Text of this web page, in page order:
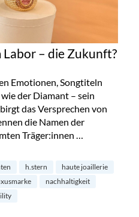
– die Zukunft?
Emotionen, Songtiteln
der Diamant – sein
das Versprechen von
die Namen der
Träger:innen …
die Zukunft?“
h.stern
haute joaillerie
nachhaltigkeit